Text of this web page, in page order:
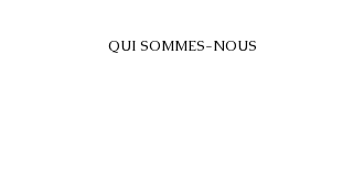
QUI SOMMES-NOUS